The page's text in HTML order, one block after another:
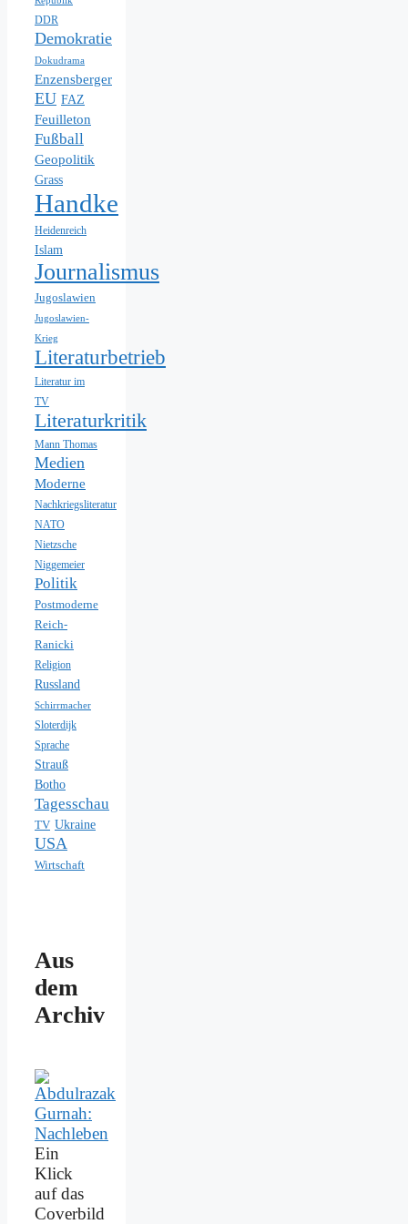
DDR
Demokratie
Dokudrama
Enzensberger
EU FAZ
Feuilleton
Fußball
Geopolitik
Grass
Handke
Heidenreich
Islam
Journalismus
Jugoslawien
Jugoslawien-
Krieg
Literaturbetrieb
Literatur im
TV
Literaturkritik
Mann Thomas
Medien
Moderne
Nachkriegsliteratur
NATO
Nietzsche
Niggemeier
Politik
Postmoderne
Reich-
Ranicki
Religion
Russland
Schirrmacher
Sloterdijk
Sprache
Strauß
Botho
Tagesschau
TV Ukraine
USA
Wirtschaft
Aus
dem
Archiv
Ein
Klick
auf das
Coverbild